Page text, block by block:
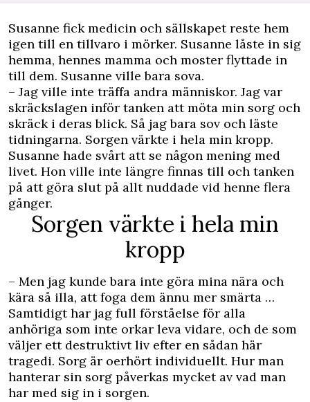
Susanne fick medicin och sällskapet reste hem
igen till en tillvaro i mörker. Susanne låste in sig
hemma, hennes mamma och moster flyttade in
till dem. Susanne ville bara sova.
– Jag ville inte träffa andra människor. Jag var
skräckslagen inför tanken att möta min sorg och
skräck i deras blick. Så jag bara sov och läste
tidningarna. Sorgen värkte i hela min kropp.
Susanne hade svårt att se någon mening med
livet. Hon ville inte längre finnas till och tanken
på att göra slut på alltnuddade vid henne flera
gånger.
Sorgen värkte i hela min
kropp
– Men jag kunde bara inte göra mina nära och
kära så illa, att foga dem ännu mer smärta …
Samtidigt har jag full förståelse för alla
anhöriga som inte orkar leva vidare, och de som
väljer ett destruktivt liv efter en sådan här
tragedi. Sorg är oerhört individuellt. Hur man
hanterar sin sorg påverkas mycket av vad man
har med sig in i sorgen.